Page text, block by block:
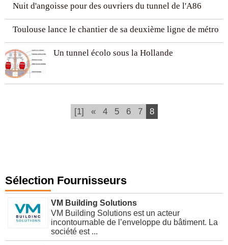
Nuit d'angoisse pour des ouvriers du tunnel de l'A86
Toulouse lance le chantier de sa deuxième ligne de métro
Un tunnel écolo sous la Hollande
[1] « 4 5 6 7 8(current)
Sélection Fournisseurs
VM Building Solutions
VM Building Solutions est un acteur
incontournable de l’enveloppe du bâtiment. La
société est ...